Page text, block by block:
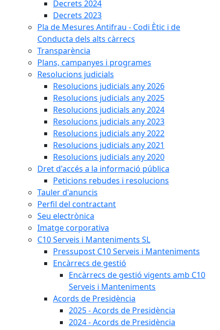
Decrets 2024
Decrets 2023
Pla de Mesures Antifrau - Codi Ètic i de
Conducta dels alts càrrecs
Transparència
Plans, campanyes i programes
Resolucions judicials
Resolucions judicials any 2026
Resolucions judicials any 2025
Resolucions judicials any 2024
Resolucions judicials any 2023
Resolucions judicials any 2022
Resolucions judicials any 2021
Resolucions judicials any 2020
Dret d'accés a la informació pública
Peticions rebudes i resolucions
Tauler d'anuncis
Perfil del contractant
Seu electrònica
Imatge corporativa
C10 Serveis i Manteniments SL
Pressupost C10 Serveis i Manteniments
Encàrrecs de gestió
Encàrrecs de gestió vigents amb C10
Serveis i Manteniments
Acords de Presidència
2025 - Acords de Presidència
2024 - Acords de Presidència